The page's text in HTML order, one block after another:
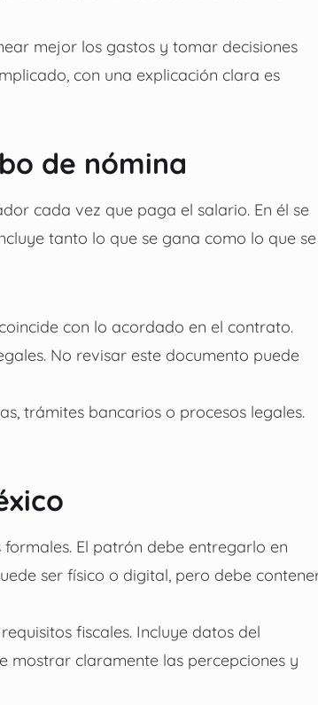
mejor los gastos y tomar decisiones
con una explicación clara es
de nómina
cada vez que paga el salario. En él se
tanto lo que se gana como lo que se
con lo acordado en el contrato.
No revisar este documento puede
trámites bancarios o procesos legales.
El patrón debe entregarlo en
ser físico o digital, pero debe
fiscales. Incluye datos del
mostrar claramente las percepciones y